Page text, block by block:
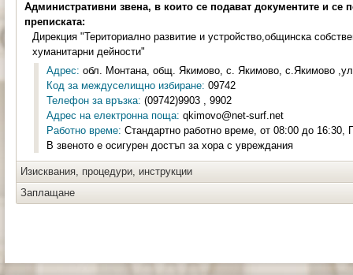
Административни звена, в които се подават документите и се
преписката:
Дирекция "Териториално развитие и устройство,общинска
хуманитарни дейности"
Адрес: обл. Монтана, общ. Якимово, с. Якимово, с.Якимово
Код за междуселищно избиране: 09742
Телефон за връзка: (09742)9903 , 9902
Адрес на електронна поща: qkimovo@net-surf.net
Работно време: Стандартно работно време, от 08:00 до 16:30,
В звеното е осигурен достъп за хора с увреждания
Изисквания, процедури, инструкции
Заплащане